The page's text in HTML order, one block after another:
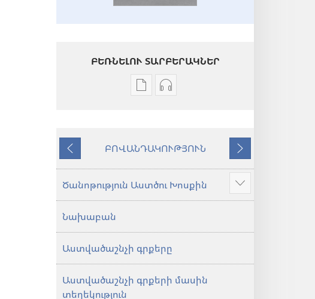
ԲԵՌՆԵԼՈՒ ՏԱՐԲԵՐԱԿՆԵՐ
Թվային
Աստվածաշունչ.
աշխարհ»
թարգմանություն
Աուդիոձայնագրությունները
Աստվածաշունչ.
«Նոր
թարգմանություն
(2024)
Նախորդ
ԲՈՎԱՆԴԱԿՈՒԹՅՈՒՆ
Հաջորդ
Ծանոթություն Աստծու Խոսքին
Ցույց
տալ
Նախաբան
Աստվածաշնչի գրքերը
Աստվածաշնչի գրքերի մասին
տեղեկություն